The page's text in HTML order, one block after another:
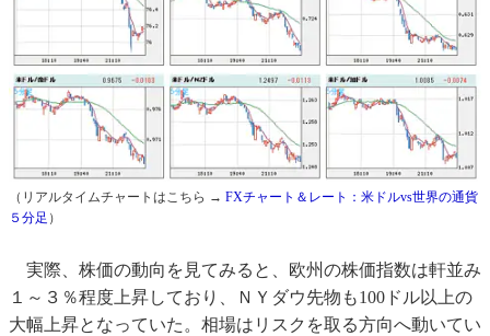
（リアルタイムチャートはこちら → FXチャート＆レート：米ドルvs世界の通貨
５分足 ）
実際、株価の動向を見てみると、欧州の株価指数は軒並み
１～３％程度上昇しており、ＮＹダウ先物も100ドル以上の
大幅上昇となっていた。相場はリスクを取る方向へ動いてい